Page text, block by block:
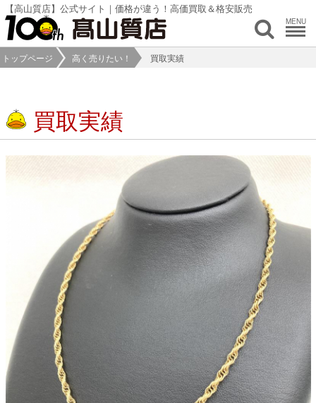
【高山質店】公式サイト｜価格が違う！高価買取＆格安販売
MENU
トップページ 高く売りたい！ 買取実績
買取実績